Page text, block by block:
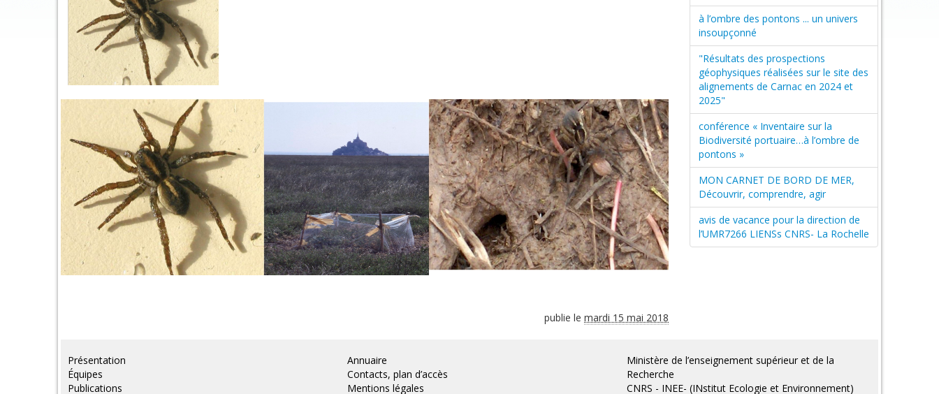
publie le mardi 15 mai 2018
à l’ombre des pontons ... un univers
insoupçonné
"Résultats des prospections
géophysiques réalisées sur le site des
alignements de Carnac en 2024 et
2025"
conférence « Inventaire sur la
Biodiversité portuaire…à l’ombre de
pontons »
MON CARNET DE BORD DE MER,
Découvrir, comprendre, agir
avis de vacance pour la direction de
l’UMR7266 LIENSs CNRS- La Rochelle
Présentation
Équipes
Publications
Annuaire
Contacts, plan d’accès
Mentions légales
Ministère de l’enseignement supérieur et de la
Recherche
CNRS - INEE- (INstitut Ecologie et Environnement)